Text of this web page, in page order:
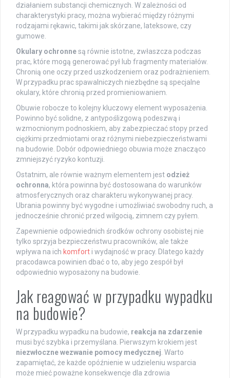
działaniem substancji chemicznych. W zależności od
charakterystyki pracy, można wybierać między różnymi
rodzajami rękawic, takimi jak skórzane, lateksowe, czy
gumowe.
Okulary ochronnesą równie istotne, zwłaszcza podczas
prac, które mogą generować pył lub fragmenty materiałów.
Chronią one oczy przed uszkodzeniem oraz podrażnieniem.
W przypadku prac spawalniczych niezbędne są specjalne
okulary, które chronią przed promieniowaniem.
Obuwie robocze to kolejny kluczowy element wyposażenia.
Powinno być solidne, z antypoślizgową podeszwą i
wzmocnionym podnoskiem, aby zabezpieczać stopy przed
ciężkimi przedmiotami oraz różnymi niebezpieczeństwami
na budowie. Dobór odpowiedniego obuwia może znacząco
zmniejszyć ryzyko kontuzji.
Ostatnim, ale równie ważnym elementem jest odzież
ochronna, która powinna być dostosowana do warunków
atmosferycznych oraz charakteru wykonywanej pracy.
Ubrania powinny być wygodne i umożliwiać swobodny ruch, a
jednocześnie chronić przed wilgocią, zimnem czy pyłem.
Zapewnienie odpowiednich środków ochrony osobistej nie
tylko sprzyja bezpieczeństwu pracowników, ale także
wpływa na ich komfort i wydajność w pracy. Dlatego każdy
pracodawca powinien dbać o to, aby jego zespół był
odpowiednio wyposażony na budowie.
Jak reagować w przypadku wypadku
na budowie?
W przypadku wypadku na budowie, reakcja na zdarzenie
musi być szybka i przemyślana. Pierwszym krokiem jest
niezwłoczne wezwanie pomocy medycznej . Warto
zapamiętać, że każde opóźnienie w udzieleniu wsparcia
może mieć poważne konsekwencje dla zdrowia